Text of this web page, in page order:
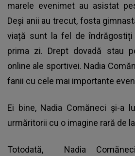
marele evenimet au asistat
Deși anii au trecut, fosta
viață sunt la fel de
prima zi. Drept dovadă stau
online ale sportivei. Nadia
fanii cu cele mai importante
Ei bine, Nadia Comăneci și-a
urmăritorii cu o imagine rară de
Totodată, Nadia Comăneci